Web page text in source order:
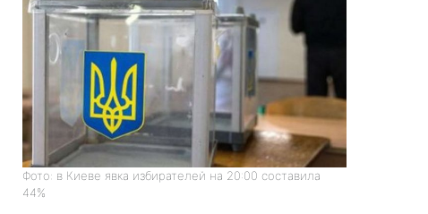
Фото: в Киеве явка избирателей на 20:00 составила
44%